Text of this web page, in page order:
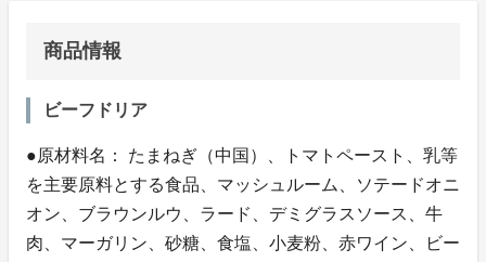
商品情報
ビーフドリア
●原材料名： たまねぎ（中国）、トマトペースト、乳等
を主要原料とする食品、マッシュルーム、ソテードオニ
オン、ブラウンルウ、ラード、デミグラスソース、牛
肉、マーガリン、砂糖、食塩、小麦粉、赤ワイン、ビー